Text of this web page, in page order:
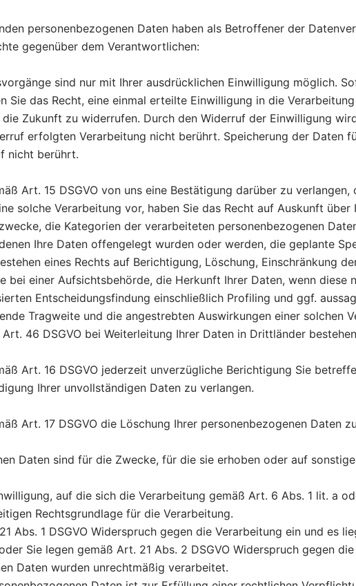
personenbezogenen Daten haben als Betroffener der
gegenüber dem Verantwortlichen:
sind nur mit Ihrer ausdrücklichen Einwilligung möglich.
Sie das Recht, eine einmal erteilte Einwilligung in die
Zukunft zu widerrufen. Durch den Widerruf der Einwilligung
erfolgten Verarbeitung nicht berührt. Speicherung der Daten
nicht berührt.
Art. 15 DSGVO von uns eine Bestätigung darüber zu
solche Verarbeitung vor, haben Sie das Recht auf Auskunft
die Kategorien der verarbeiteten personenbezogenen
Ihre Daten offengelegt wurden oder werden, die geplante
eines Rechts auf Berichtigung, Löschung, Einschränkung
bei einer Aufsichtsbehörde, die Herkunft Ihrer Daten, wenn diese
Entscheidungsfindung einschließlich Profiling und ggf.
Tragweite und die angestrebten Auswirkungen einer solchen
46 DSGVO bei Weiterleitung Ihrer Daten in Drittländer
Art. 16 DSGVO jederzeit unverzügliche Berichtigung Sie
Ihrer unvollständigen Daten zu verlangen.
Art. 17 DSGVO die Löschung Ihrer personenbezogenen Daten
Daten sind für die Zwecke, für die sie erhoben oder auf
auf die sich die Verarbeitung gemäß Art. 6 Abs. 1 lit. a
Rechtsgrundlage für die Verarbeitung.
Abs. 1 DSGVO Widerspruch gegen die Verarbeitung ein und es
Sie legen gemäß Art. 21 Abs. 2 DSGVO Widerspruch gegen
Daten wurden unrechtmäßig verarbeitet.